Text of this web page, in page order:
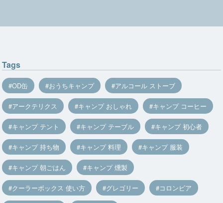
Tags
OD缶 おうちキャンプ アルコール ストーブ
アークテリクス キャンプ おしゃれ キャンプ コーヒー
キャンプ テント キャンプ テーブル キャンプ 初心者
キャンプ 持ち物 キャンプ 料理 キャンプ 服装
キャンプ 朝ごはん キャンプ 燻製
クーラーボックス 使い方 グレゴリー コロンビア